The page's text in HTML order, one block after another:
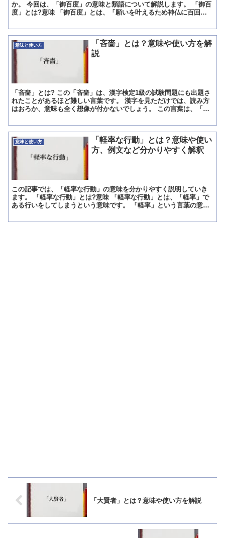
か。 今回は、「御百度」の意味と類語について解説します。 「御百
度」とは?意味 「御百度」とは、「願いを叶えるため神仏に百回祈
意味と使い方
「吝嗇」とは？意味や使い方を解
説
「吝嗇」とは? この「吝嗇」は、漢字検定1級の試験問題にも出題さ
れたことがあるほど難しい言葉です。 漢字を見ただけでは、読み方
はおろか、意味も全く想像が付かないでしょう。 この言葉は、「り
意味と使い方
「軽率な行動」とは？意味や使い
方、例文など分かりやすく解釈
この記事では、「軽率な行動」の意味を分かりやすく説明していき
ます。 「軽率な行動」とは?意味 「軽率な行動」とは、「軽率」で
ある行いをしてしまうという意味です。 「軽率」という言葉の意味
「大賢者」とは？意味や使い方を解説